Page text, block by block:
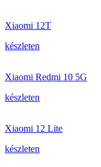
Xiaomi 12T
készleten
Xiaomi Redmi 10 5G
készleten
Xiaomi 12 Lite
készleten